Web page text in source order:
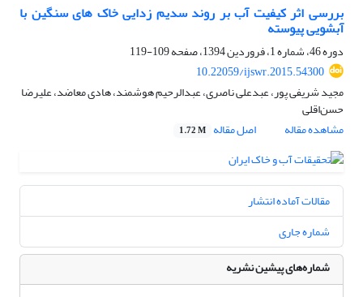
بررسی اثر کیفیت آب بر روند سدیم زدایی خاک های سنگین با
آبشویی پیوسته
دوره 46، شماره 1، فروردین 1394، صفحه
109-119
10.22059/ijswr.2015.54300
مجید شریفی پور، عبدعلی ناصری، عبدالرحیم هوشمند، هادی معاضد، علیرضا
حسن‌اقلی
مشاهده مقاله
اصل مقاله 1.72 M
مقالات آماده انتشار
شماره جاری
شماره‌های پیشین نشریه